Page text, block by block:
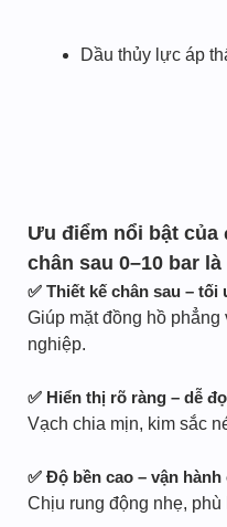
Dầu thủy lực áp
Ưu điểm nổi bật của
chân sau 0–10 bar là
✅ Thiết kế chân sau –
Giúp mặt đồng hồ
nghiệp.
✅ Hiển thị rõ ràng – dễ
Vạch chia mịn, kim sắc
✅ Độ bền cao – vận
Chịu rung động nhẹ,